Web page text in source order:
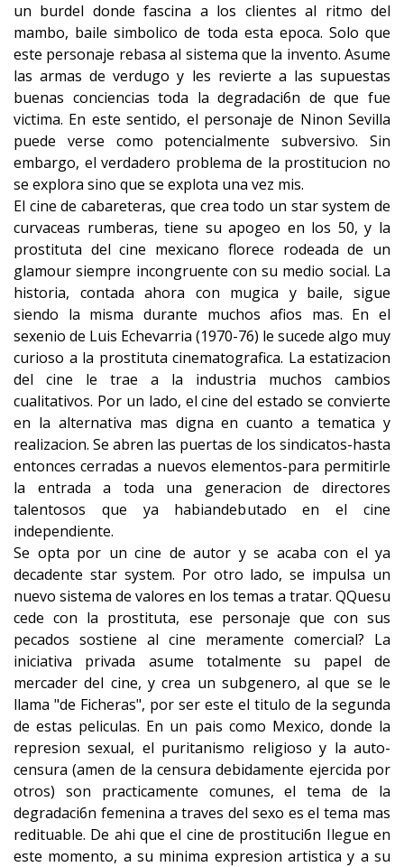
un burdel donde fascina a los clientes al ritmo del
mambo, baile simbolico de toda esta epoca. Solo que
este personaje rebasa al sistema que la invento. Asume
las armas de verdugo y les revierte a las supuestas
buenas conciencias toda la degradaci6n de que fue
victima. En este sentido, el personaje de Ninon Sevilla
puede verse como potencialmente subversivo. Sin
embargo, el verdadero problema de la prostitucion no
se explora sino que se explota una vez mis.
El cine de cabareteras, que crea todo un star system de
curvaceas rumberas, tiene su apogeo en los 50, y la
prostituta del cine mexicano florece rodeada de un
glamour siempre incongruente con su medio social. La
historia, contada ahora con mugica y baile, sigue
siendo la misma durante muchos afios mas. En el
sexenio de Luis Echevarria (1970-76) le sucede algo muy
curioso a la prostituta cinematografica. La estatizacion
del cine le trae a la industria muchos cambios
cualitativos. Por un lado, el cine del estado se convierte
en la alternativa mas digna en cuanto a tematica y
realizacion. Se abren las puertas de los sindicatos-hasta
entonces cerradas a nuevos elementos-para permitirle
la entrada a toda una generacion de directores
talentosos que ya habiandebutado en el cine
independiente.
Se opta por un cine de autor y se acaba con el ya
decadente star system. Por otro lado, se impulsa un
nuevo sistema de valores en los temas a tratar. QQuesu
cede con la prostituta, ese personaje que con sus
pecados sostiene al cine meramente comercial? La
iniciativa privada asume totalmente su papel de
mercader del cine, y crea un subgenero, al que se le
llama "de Ficheras", por ser este el titulo de la segunda
de estas peliculas. En un pais como Mexico, donde la
represion sexual, el puritanismo religioso y la auto-
censura (amen de la censura debidamente ejercida por
otros) son practicamente comunes, el tema de la
degradaci6n femenina a traves del sexo es el tema mas
redituable. De ahi que el cine de prostituci6n Ilegue en
este momento, a su minima expresion artistica y a su